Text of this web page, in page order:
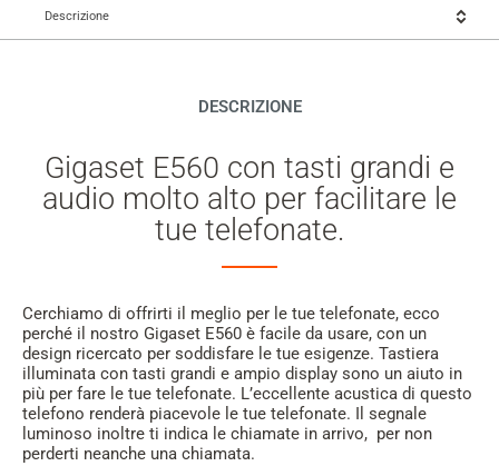
Descrizione
DESCRIZIONE
Gigaset E560 con tasti grandi e
audio molto alto per facilitare le
tue telefonate.
Cerchiamo di offrirti il meglio per le tue telefonate, ecco
perché il nostro Gigaset E560 è facile da usare, con un
design ricercato per soddisfare le tue esigenze. Tastiera
illuminata con tasti grandi e ampio display sono un aiuto in
più per fare le tue telefonate. L’eccellente acustica di questo
telefono renderà piacevole le tue telefonate. Il segnale
luminoso inoltre ti indica le chiamate in arrivo, per non
perderti neanche una chiamata.